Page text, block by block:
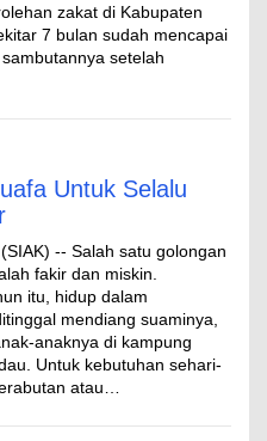
zakat di Kabupaten
7 bulan sudah mencapai
setelah
Untuk Selalu
-- Salah satu golongan
fakir dan miskin.
itu, hidup dalam
mendiang suaminya,
anaknya di kampung
Untuk kebutuhan sehari-
atau…